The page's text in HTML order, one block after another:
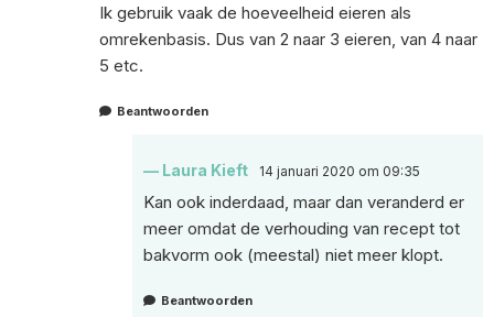
Ik gebruik vaak de hoeveelheid eieren als
omrekenbasis. Dus van 2 naar 3 eieren, van 4 naar
5 etc.
Beantwoorden
Laura Kieft 14 januari 2020 om 09:35
Kan ook inderdaad, maar dan veranderd er
meer omdat de verhouding van recept tot
bakvorm ook (meestal) niet meer klopt.
Beantwoorden